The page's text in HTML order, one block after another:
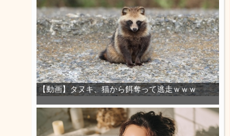
【動画】タヌキ、猫から餌奪って逃走ｗｗｗ